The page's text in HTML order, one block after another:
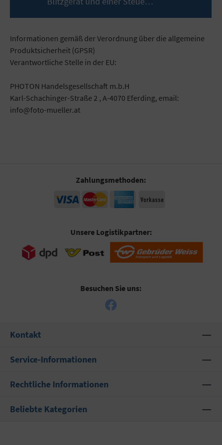
Informationen gemäß der Verordnung über die allgemeine
Produktsicherheit (GPSR)
Verantwortliche Stelle in der EU:
PHOTON Handelsgesellschaft m.b.H
Karl-Schachinger-Straße 2 , A-4070 Eferding, email:
info@foto-mueller.at
Zahlungsmethoden:
Unsere Logistikpartner:
Besuchen Sie uns:
Kontakt
Service-Informationen
Rechtliche Informationen
Beliebte Kategorien